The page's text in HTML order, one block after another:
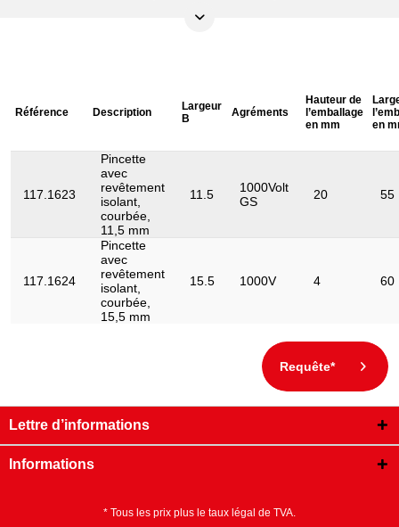
Référence Description
Largeur
B
Agréments
Hauteur de
l’emballage
en mm
en
117.1623
Pincette
avec
revêtement
isolant,
courbée,
11,5 mm
11.5
1000Volt
GS
20 55
117.1624
Pincette
avec
revêtement
isolant,
courbée,
15,5 mm
15.5 1000V 4 60
Requête*
Lettre d’informations
Informations
* Tous les prix plus le taux légal de TVA.